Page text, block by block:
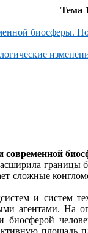
Тема
биосферы.
современной
сложные
и систем
агентами. На
биосферой
площадь